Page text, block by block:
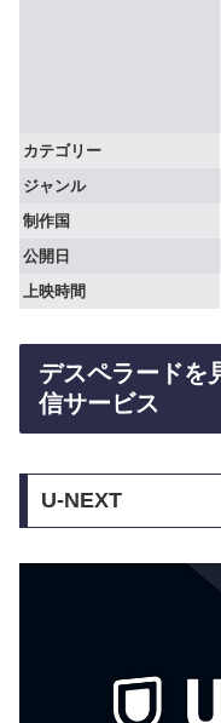
カテゴリー
ジャンル
制作国
公開日
上映時間
デスペラードを
信サービス
U-NEXT